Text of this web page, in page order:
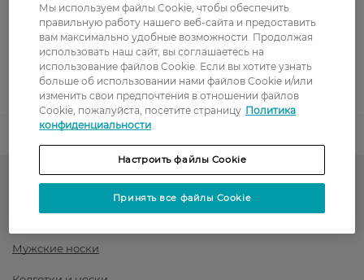
Оплата картой
Послеоплата
Показать больше
Код товара
-50% на обраний асортимент
Носки
Мужские носки
Мы используем файлы Cookie, чтобы обеспечить
правильную работу нашего веб-сайта и предоставить
вам максимально удобные возможности. Продолжая
использовать наш сайт, вы соглашаетесь на
использование файлов Cookie. Если вы хотите узнать
больше об использовании нами файлов Cookie и/или
изменить свои предпочтения в отношении файлов
Cookie, пожалуйста, посетите страницу Политика
конфиденциальности
Настроить файлы Cookie
Принять все файлы Cookie